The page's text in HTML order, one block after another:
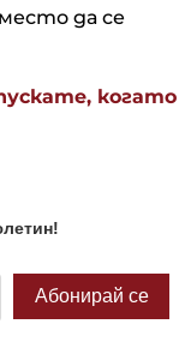
да се
когато